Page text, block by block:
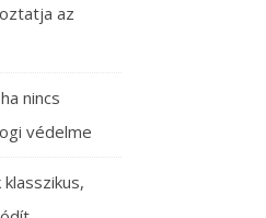
az
nincs
védelme